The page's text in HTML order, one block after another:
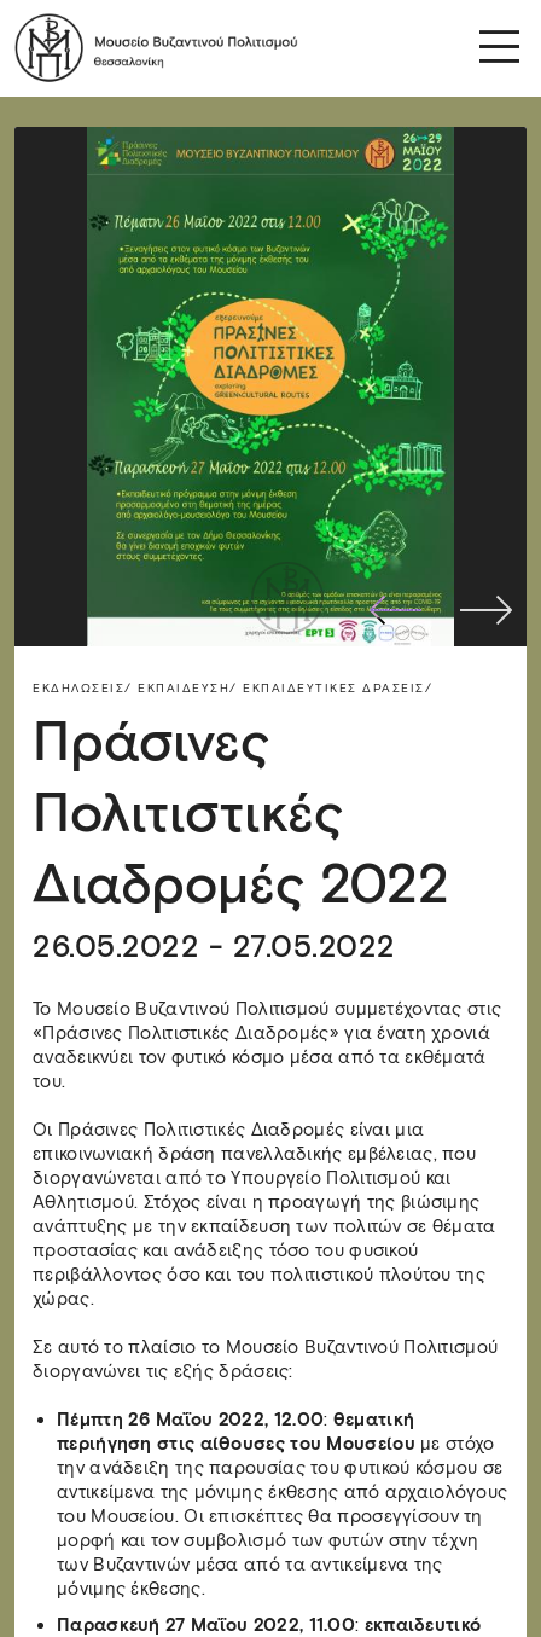
ΕΚΔΗΛΏΣΕΙΣ/ ΕΚΠΑΊΔΕΥΣΗ/ ΕΚΠΑΙΔΕΥΤΙΚΈΣ ΔΡΆΣΕΙΣ/
Πράσινες
Πολιτιστικές
Διαδρομές 2022
26.05.2022 - 27.05.2022
Το Μουσείο Βυζαντινού Πολιτισμού συμμετέχοντας στις
«Πράσινες Πολιτιστικές Διαδρομές» για ένατη χρονιά
αναδεικνύει τον φυτικό κόσμο μέσα από τα εκθέματά
του.
Οι Πράσινες Πολιτιστικές Διαδρομές είναι μια
επικοινωνιακή δράση πανελλαδικής εμβέλειας, που
διοργανώνεται από το Υπουργείο Πολιτισμού και
Αθλητισμού. Στόχος είναι η προαγωγή της βιώσιμης
ανάπτυξης με την εκπαίδευση των πολιτών σε θέματα
προστασίας και ανάδειξης τόσο του φυσικού
περιβάλλοντος όσο και του πολιτιστικού πλούτου της
χώρας.
Σε αυτό το πλαίσιο το Μουσείο Βυζαντινού Πολιτισμού
διοργανώνει τις εξής δράσεις:
Πέμπτη 26 Μαΐου 2022, 12.00: θεματική
περιήγηση στις αίθουσες του Μουσείου με στόχο
την ανάδειξη της παρουσίας του φυτικού κόσμου σε
αντικείμενα της μόνιμης έκθεσης από αρχαιολόγους
του Μουσείου. Οι επισκέπτες θα προσεγγίσουν τη
μορφή και τον συμβολισμό των φυτών στην τέχνη
των Βυζαντινών μέσα από τα αντικείμενα της
μόνιμης έκθεσης.
Παρασκευή 27 Μαΐου 2022, 11.00: εκπαιδευτικό